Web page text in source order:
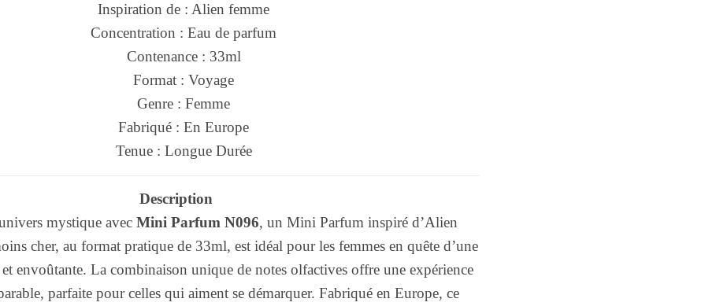
Inspiration de : Alien femme
Concentration : Eau de parfum
Contenance : 33ml
Format : Voyage
Genre : Femme
Fabriqué : En Europe
Tenue : Longue Durée
Description
mystique avec Mini Parfum N096, un Mini Parfum inspiré d’Alien
cher, au format pratique de 33ml, est idéal pour les femmes en quête d’une
envoûtante. La combinaison unique de notes olfactives offre une expérience
parfaite pour celles qui aiment se démarquer. Fabriqué en Europe, ce